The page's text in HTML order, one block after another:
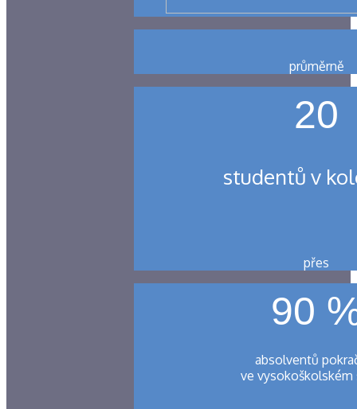
průměrně
20
studentů v
přes
90
absolventů
ve vysokoškolském